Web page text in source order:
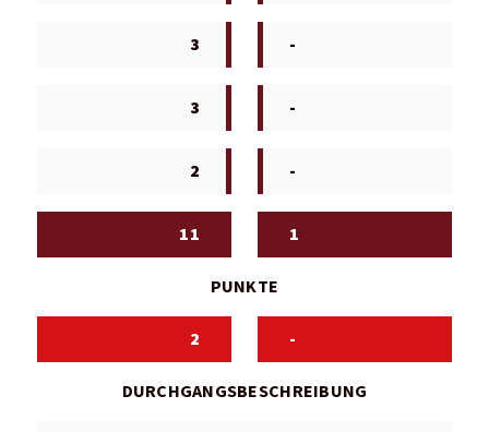
3 -
3 -
2 -
11 1
PUNKTE
2 -
DURCHGANGSBESCHREIBUNG